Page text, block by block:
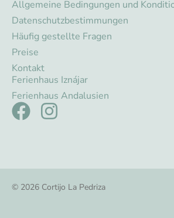
Allgemeine Bedingungen und
Datenschutzbestimmungen
Häufig gestellte Fragen
Preise
Kontakt
Ferienhaus Iznájar
Ferienhaus Andalusien
© 2026 Cortijo La Pedriza